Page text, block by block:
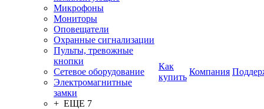
Микрофоны
Мониторы
Оповещатели
Охранные сигнализации
Пульты, тревожные
кнопки
Сетевое оборудование
Электромагнитные
замки
+ ЕЩЕ 7
Как
купить
Компания